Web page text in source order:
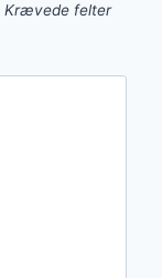
Krævede felter